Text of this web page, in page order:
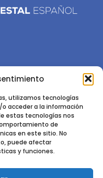
utilizamos tecnologías
acceder a la información
estas tecnologías nos
de
en este sitio. No
puede afectar
y funciones.
por laSociedad
INIA-CSIC
- 28040 Madrid